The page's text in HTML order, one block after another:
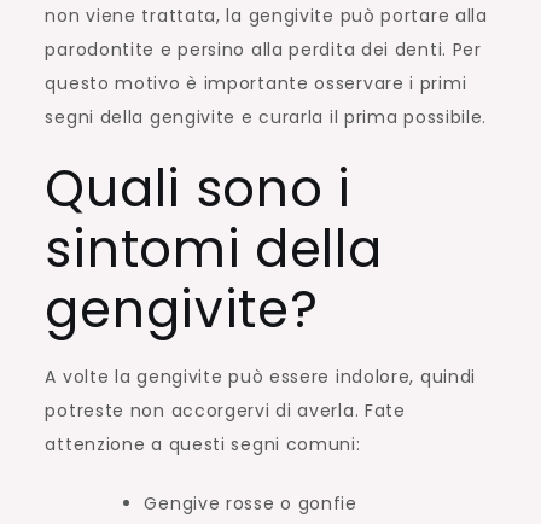
non viene trattata, la gengivite può portare alla
parodontite e persino alla perdita dei denti. Per
questo motivo è importante osservare i primi
segni della gengivite e curarla il prima possibile.
Quali sono i
sintomi della
gengivite?
A volte la gengivite può essere indolore, quindi
potreste non accorgervi di averla. Fate
attenzione a questi segni comuni:
Gengive rosse o gonfie